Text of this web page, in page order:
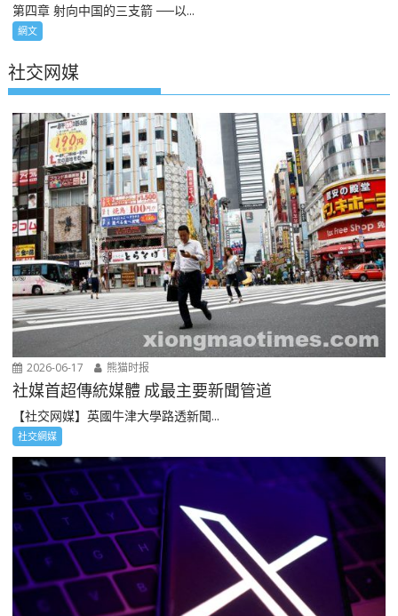
第四章 射向中国的三支箭 ──以...
網文
社交网媒
2026-06-17 熊猫时报
社媒首超傳統媒體 成最主要新聞管道
【社交网媒】英國牛津大學路透新聞...
社交網媒